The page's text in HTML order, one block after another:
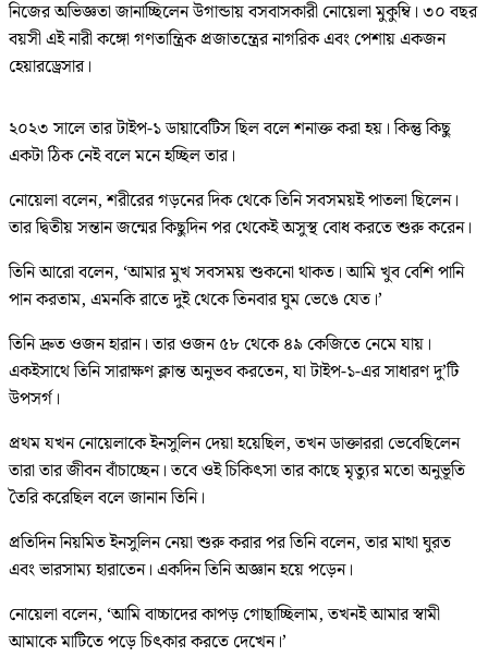
নিজের অভিজ্ঞতা জানাচ্ছিলেন উগান্ডায় বসবাসকারী নোয়েলা মুকুম্বি। ৩০ বছর
বয়সী এই নারী কঙ্গো গণতান্ত্রিক প্রজাতন্ত্রের নাগরিক এবং পেশায় একজন
হেয়ারড্রেসার।
২০২৩ সালে তার টাইপ-১ ডায়াবেটিস ছিল বলে শনাক্ত করা হয়। কিন্তু কিছু
একটা ঠিক নেই বলে মনে হচ্ছিল তার।
নোয়েলা বলেন, শরীরের গড়নের দিক থেকে তিনি সবসময়ই পাতলা ছিলেন।
তার দ্বিতীয় সন্তান জন্মের কিছুদিন পর থেকেই অসুস্থ বোধ করতে শুরু করেন।
তিনি আরো বলেন, ‘আমার মুখ সবসময় শুকনো থাকত। আমি খুব বেশি পানি
পান করতাম, এমনকি রাতে দুই থেকে তিনবার ঘুম ভেঙে যেত।’
তিনি দ্রুত ওজন হারান। তার ওজন ৫৮ থেকে ৪৯ কেজিতে নেমে যায়।
একইসাথে তিনি সারাক্ষণ ক্লান্ত অনুভব করতেন, যা টাইপ-১-এর সাধারণ দু’টি
উপসর্গ।
প্রথম যখন নোয়েলাকে ইনসুলিন দেয়া হয়েছিল, তখন ডাক্তাররা ভেবেছিলেন
তারা তার জীবন বাঁচাচ্ছেন। তবে ওই চিকিৎসা তার কাছে মৃত্যুর মতো অনুভূতি
তৈরি করেছিল বলে জানান তিনি।
প্রতিদিন নিয়মিত ইনসুলিন নেয়া শুরু করার পর তিনি বলেন, তার মাথা ঘুরত
এবং ভারসাম্য হারাতেন। একদিন তিনি অজ্ঞান হয়ে পড়েন।
নোয়েলা বলেন, ‘আমি বাচ্চাদের কাপড় গোছাচ্ছিলাম, তখনই আমার স্বামী
আমাকে মাটিতে পড়ে চিৎকার করতে দেখেন।’